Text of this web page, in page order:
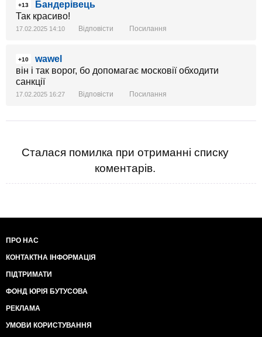
+13
Бандерівець
Так красиво!
17.02.2025 14:10 Відповісти Посилання
+10
wawel
він і так ворог, бо допомагає московії обходити
санкції
17.02.2025 16:27 Відповісти Посилання
Сталася помилка при отриманні списку
коментарів.
ПРО НАС
КОНТАКТНА ІНФОРМАЦІЯ
ПІДТРИМАТИ
ФОНД ЮРІЯ БУТУСОВА
РЕКЛАМА
УМОВИ КОРИСТУВАННЯ